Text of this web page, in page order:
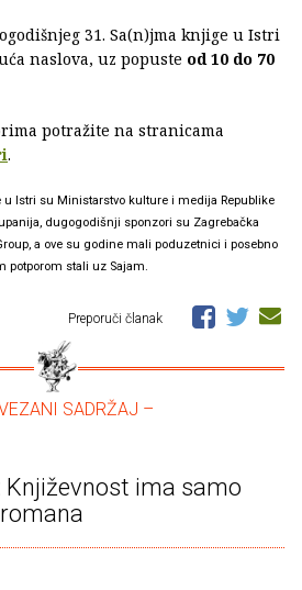
31. Sa(n)jma knjige u Istri
naslova, uz popuste od 10 do 70
potražite na stranicama
.
u Istri su Ministarstvo kulture i medija Republike
dugogodišnji sponzori su Zagrebačka
a ove su godine mali poduzetnici i posebno
potporom stali uz Sajam.
Preporuči članak
SADRŽAJ –
Književnost ima samo